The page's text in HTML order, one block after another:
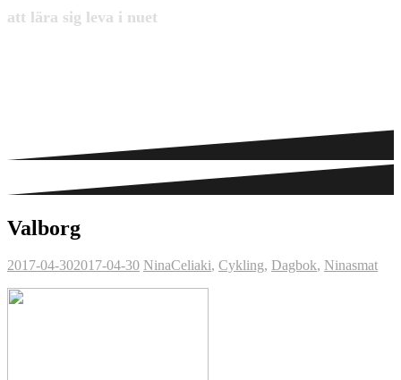
att lära sig leva i nuet
Valborg
2017-04-302017-04-30 NinaCeliaki, Cykling, Dagbok, Ninasmat